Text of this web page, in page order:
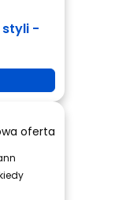
styli -
oferta